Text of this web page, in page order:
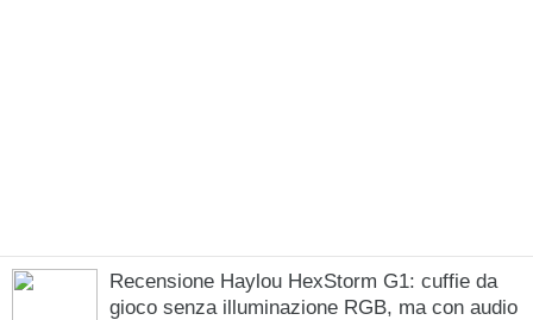
Recensione Haylou HexStorm G1: cuffie da
gioco senza illuminazione RGB, ma con audio